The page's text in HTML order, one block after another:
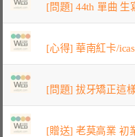
[問題] 44th 單曲 生
[心得] 華南紅卡/
[問題] 拔牙矯正這
[贈送] 老莫高業 初